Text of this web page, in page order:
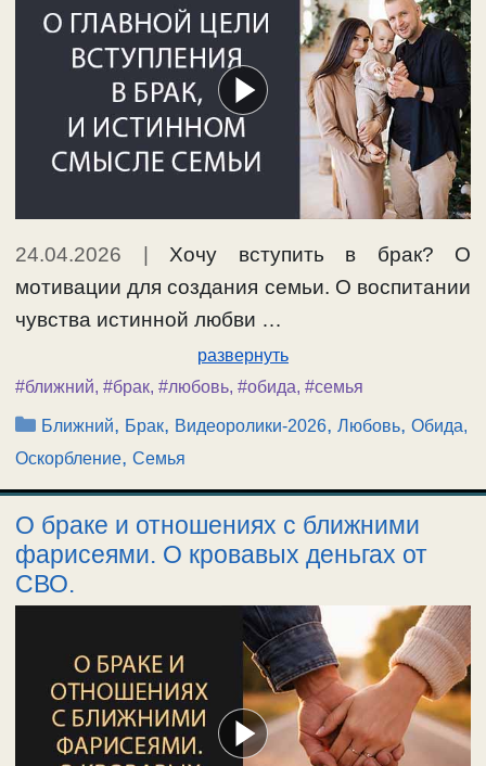
24.04.2026
Хочу вступить в брак? О
мотивации для создания семьи. О воспитании
чувства истинной любви …
развернуть
#ближний, #брак, #любовь, #обида, #семья
Рубрики
Ближний, Брак, Видеоролики-2026,Любовь,Обида,
Оскорбление, Семья
О браке и отношениях с ближними
фарисеями. О кровавых деньгах от
СВО.